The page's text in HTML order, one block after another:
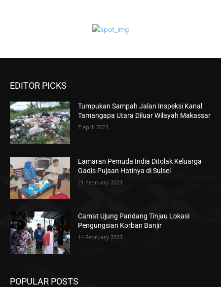
EDITOR PICKS
Tumpukan Sampah Jalan Inspeksi Kanal
Tamangapa Utara Diluar Wilayah Makassar
7 April 2023
Lamaran Pemuda India Ditolak Keluarga
Gadis Pujaan Hatinya di Sulsel
21 February 2023
Camat Ujung Pandang Tinjau Lokasi
Pengungsian Korban Banjir
14 February 2023
POPULAR POSTS